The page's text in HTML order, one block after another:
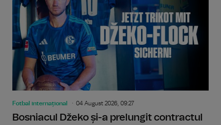
Fotbal internațional 04 August 2026, 09:27
Bosniacul Džeko și-a prelungit contractul